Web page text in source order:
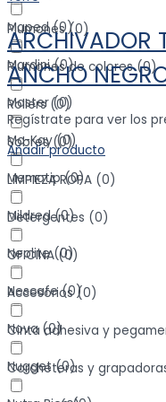
Maped (0)
Mardini (0)
Master (0)
Mc-Kay (0)
Memotip (0)
Mildred (0)
Neolite (0)
Nescafe (0)
Nova (0)
Nugget (0)
Plumones (0)
Plumones de colores (0)
Rollers (0)
Sobres (0)
LIMPIEZA ROPA (0)
Detergentes (0)
OFICINA (0)
Accesorios (0)
Cinta adhesiva y
Corcheteras y
ARCHIVADOR
ANCHO
Regístrate para ver los
Añadir producto